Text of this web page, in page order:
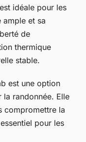
idéale pour les
ample et sa
de
thermique
stable.
est une option
randonnée. Elle
compromettre la
pour les